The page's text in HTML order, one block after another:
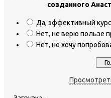
созданного
Да, эффективный курс
Нет, не верю пользе
Нет, но хочу